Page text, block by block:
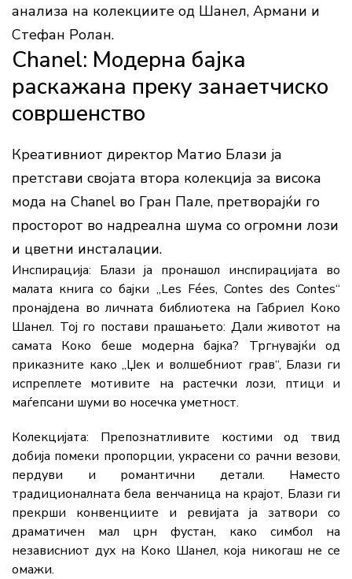
анализа на колекциите од Шанел, Армани и
Стефан Ролан.
Chanel: Модерна бајка
раскажана преку занаетчиско
совршенство
Креативниот директор Матио Блази ја
претстави својата втора колекција за висока
мода на Chanel во Гран Пале, претворајќи го
просторот во надреална шума со огромни лози
и цветни инсталации.
Инспирација: Блази ја пронашол инспирацијата во
малата книга со бајки „Les Fées, Contes des Contes“
пронајдена во личната библиотека на Габриел Коко
Шанел. Тој го постави прашањето: Дали животот на
самата Коко беше модерна бајка? Тргнувајќи од
приказните како „Џек и волшебниот грав“, Блази ги
испреплете мотивите на растечки лози, птици и
маѓепсани шуми во носечка уметност.
Колекцијата: Препознатливите костими од твид
добија помеки пропорции, украсени со рачни везови,
пердуви и романтични детали. Наместо
традиционалната бела венчаница на крајот, Блази ги
прекрши конвенциите и ревијата ја затвори со
драматичен мал црн фустан, како симбол на
независниот дух на Коко Шанел, која никогаш не се
омажи.